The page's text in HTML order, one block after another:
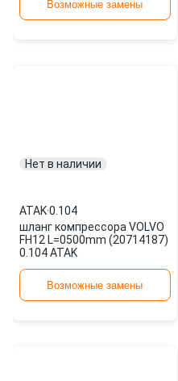
Возможные замены
Нет в наличии
ATAK·0.104
шланг компрессора VOLVO
FH12 L=0500mm (20714187)
0.104 ATAK
Возможные замены